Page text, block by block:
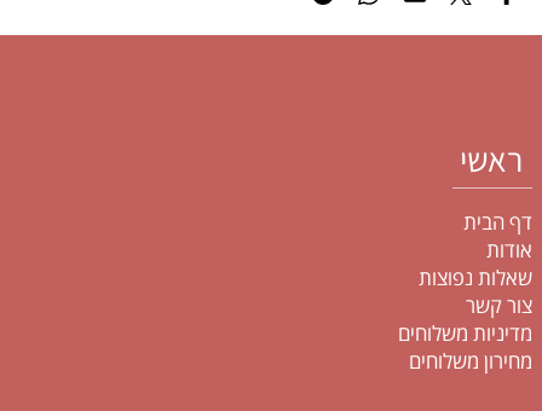
ראשי
דף הבית
אודות
שאלות נפוצות
צור קשר
מדיניות משלוחים
מחירון משלוחים